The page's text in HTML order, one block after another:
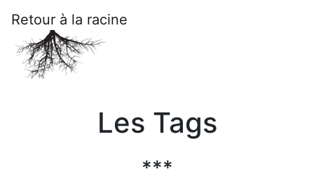
Retour à la racine
Les Tags
***